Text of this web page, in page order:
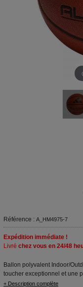
Référence : A_HM4975-7
Expédition immédiate !
Livré chez vous en 24/48
Ballon polyvalent Indoor/
toucher exceptionnel et une
+ Description complète